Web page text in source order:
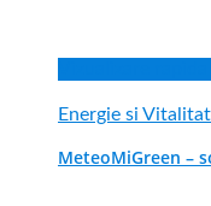
Energie si
MeteoMiGreen –